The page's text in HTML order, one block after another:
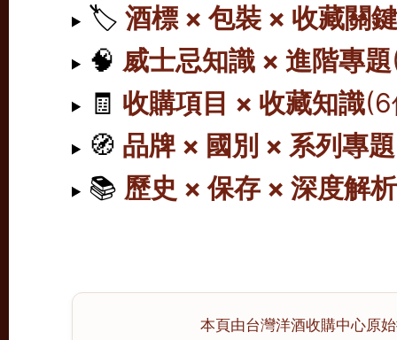
🏷️酒標 × 包裝 × 收藏關
🧠 威士忌知識 × 進階專題
🧾 收購項目 × 收藏知識
🧭 品牌 × 國別 × 系列專題
📚 歷史 × 保存 × 深度解析
本頁由台灣洋酒收購中心原